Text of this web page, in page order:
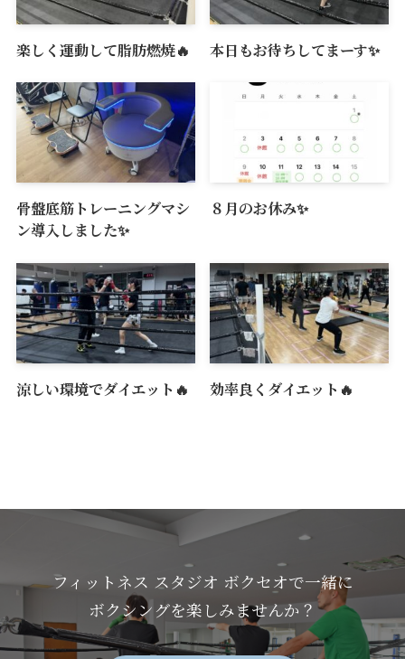
楽しく運動して脂肪燃焼🔥 本日もお待ちしてまーす✨
骨盤底筋トレーニングマシ
ン導入しました✨
８月のお休み✨
涼しい環境でダイエット🔥 効率良くダイエット🔥
フィットネス スタジオ ボクセオで一緒に
ボクシングを楽しみませんか？